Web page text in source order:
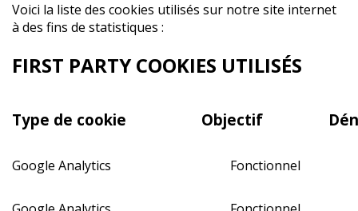
Voici la liste des cookies utilisés sur notre site internet
à des fins de statistiques :
FIRST PARTY COOKIES UTILISÉS
Type de cookie Objectif
Google Analytics Fonctionnel